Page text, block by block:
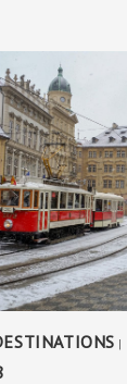
|